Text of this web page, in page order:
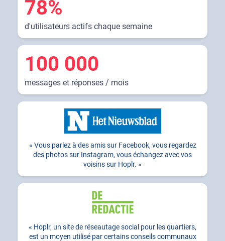
78%
d'utilisateurs actifs chaque semaine
100 000
messages et réponses / mois
Vous parlez à des amis sur Facebook, vous regardez
des photos sur Instagram, vous échangez avec vos
voisins sur Hoplr.
Hoplr, un site de réseautage social pour les quartiers,
est un moyen utilisé par certains conseils communaux